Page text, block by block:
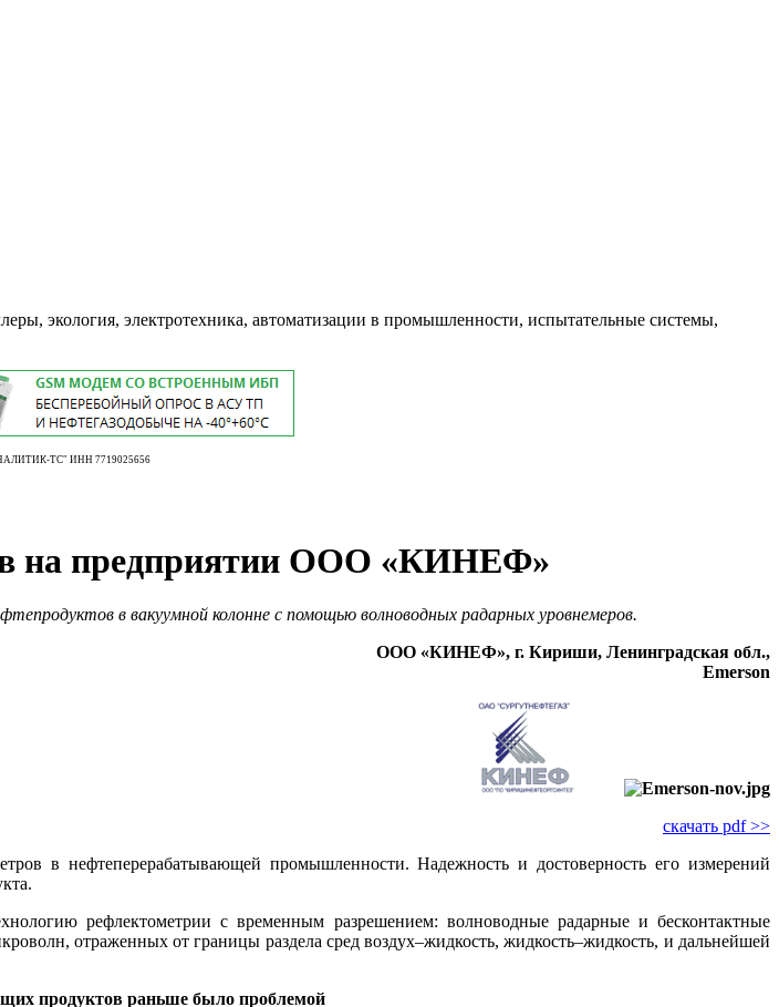
электротехника, автоматизации в промышленности, испытательные системы,
ТС" ИНН 7719025656
на предприятии ООО «КИНЕФ»
в вакуумной колонне с помощью волноводных радарных уровнемеров.
ООО «КИНЕФ», г. Кириши, Ленинградская обл.,
Emerson
скачать pdf >>
в нефтеперерабатывающей промышленности. Надежность и достоверность его измерений
рефлектометрии с временным разрешением: волноводные радарные и бесконтактные
отраженных от границы раздела сред воздух–жидкость, жидкость–жидкость, и дальнейшей
продуктов раньше было проблемой